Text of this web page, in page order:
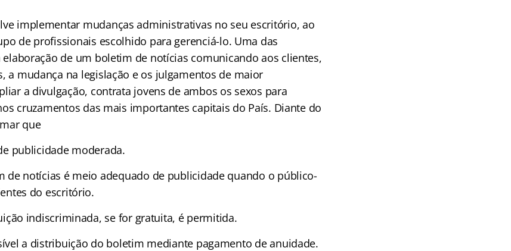
implementar mudanças administrativas no seu escritório, ao
de profissionais escolhido para gerenciá-lo. Uma das
de um boletim de notícias comunicando aos clientes,
a mudança na legislação e os julgamentos de maior
a divulgação, contrata jovens de ambos os sexos para
cruzamentos das mais importantes capitais do País. Diante do
que
publicidade moderada.
de notícias é meio adequado de publicidade quando o público-
do escritório.
indiscriminada, se for gratuita, é permitida.
a distribuição do boletim mediante pagamento de anuidade.